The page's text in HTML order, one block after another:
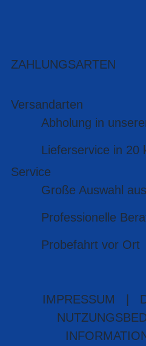
ZAHLUNGSARTEN
Versandarten
Abholung in
Lieferservice in 20
Service
Große Auswahl
Professionelle
Probefahrt vor Ort
IMPRESSUM